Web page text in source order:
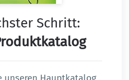
Schritt:
unseren Hauptkatalog